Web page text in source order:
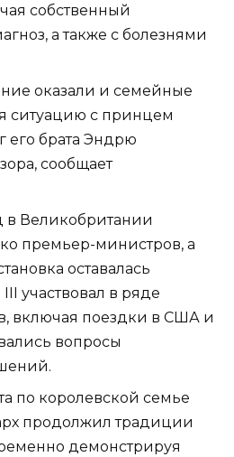
собственный
а также с болезнями
оказали и семейные
ситуацию с принцем
его брата Эндрю
сообщает
в Великобритании
премьер-министров, а
оставалась
участвовал в ряде
включая поездки в США и
вопросы
по королевской семье
продолжил традиции
демонстрируя